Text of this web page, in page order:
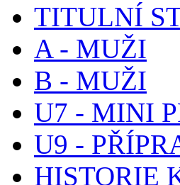
TITULNÍ
A - MUŽI
B - MUŽI
U7 - MINI
U9 -
HISTORIE